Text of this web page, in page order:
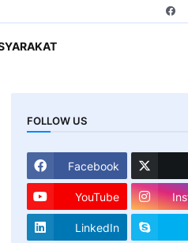
FOLLOW US
Facebook
YouTube
LinkedIn